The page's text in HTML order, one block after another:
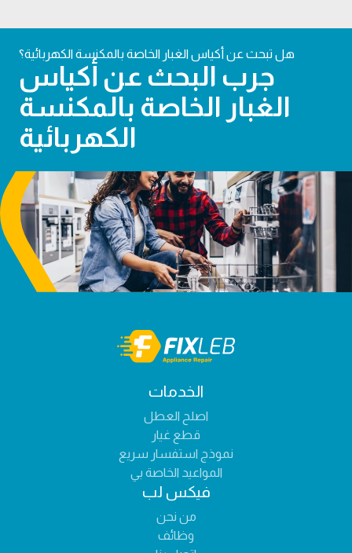
هل تبحث عن أكياس الغبار الخاصة بالمكنسة الكهربائية؟
جرب البحث عن أكياس
الغبار الخاصة بالمكنسة
الكهربائية
الخدمات
اصلح العطل
قطع غيار
نموذج استفسار سريع
المواعيد الخاصة بي
فيكس لب
من نحن
وظائف